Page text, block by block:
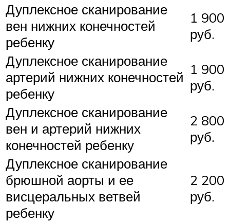
Дуплексное сканирование
вен нижних конечностей
ребенку
1 900
руб.
Дуплексное сканирование
артерий нижних конечностей
ребенку
1 900
руб.
Дуплексное сканирование
вен и артерий нижних
конечностей ребенку
2 800
руб.
Дуплексное сканирование
брюшной аорты и ее
висцеральных ветвей
ребенку
2 200
руб.